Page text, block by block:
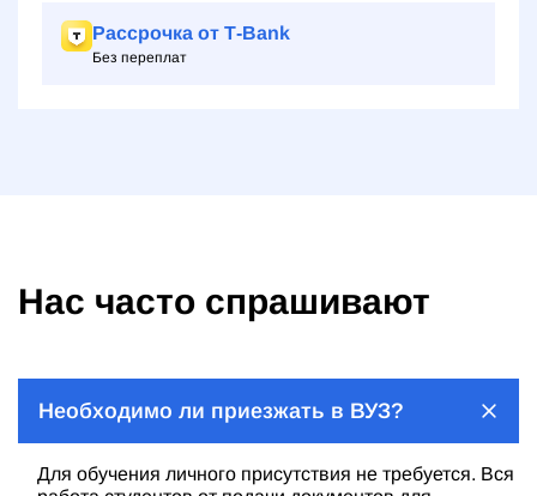
Рассрочка от Т‑Bank
Без переплат
Нас часто спрашивают
Необходимо ли приезжать в ВУЗ?
Для обучения личного присутствия не требуется. Вся